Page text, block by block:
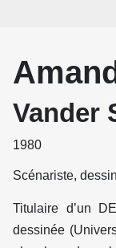
Vander
1980
Scénariste,
Titulaire d’un
dessinée